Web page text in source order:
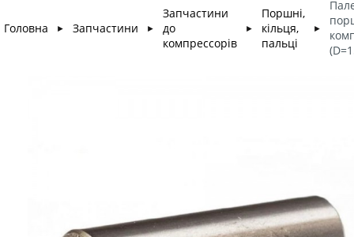
Головна ► Запчастини ►
Запчастини
до
компрессорів
►
Поршні,
кільця,
пальці
►